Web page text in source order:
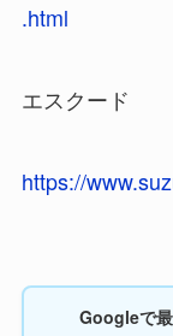
.html
エスクード
https://
Googleで